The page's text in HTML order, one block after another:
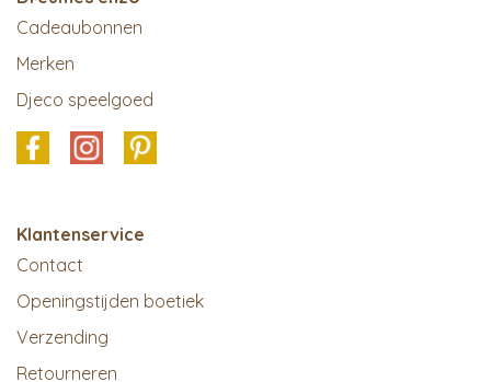
Cadeaubonnen
Merken
Djeco speelgoed
Klantenservice
Contact
Openingstijden boetiek
Verzending
Retourneren